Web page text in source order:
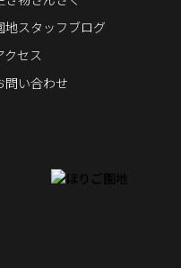
地スタッフブログ
クセス
問い合わせ